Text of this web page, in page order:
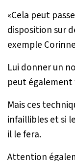
«Cela peut
disposition sur
exemple
Lui donner un
peut
Mais ces
infaillibles et si
il le fera.
Attention